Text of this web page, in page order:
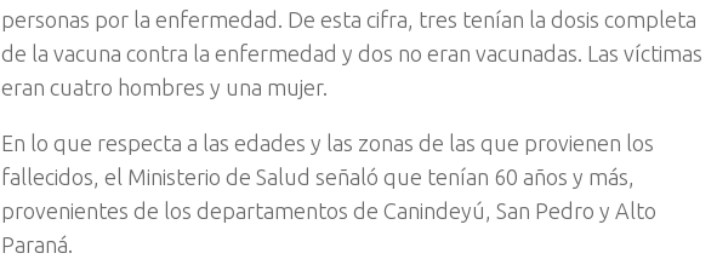
personas por la enfermedad. De esta cifra, tres tenían la dosis completa
de la vacuna contra la enfermedad y dos no eran vacunadas. Las víctimas
eran cuatro hombres y una mujer.
En lo que respecta a las edades y las zonas de las que provienen los
fallecidos, el Ministerio de Salud señaló que tenían 60 años y más,
provenientes de los departamentos de Canindeyú, San Pedro y Alto
Paraná.